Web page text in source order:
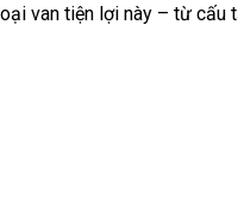
van tiện lợi này – từ cấu